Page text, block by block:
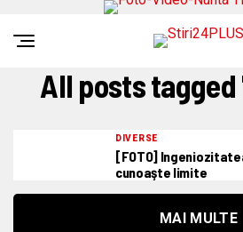
All posts
DIVERSE
[FOTO]
cunoaşte limite
MAI MULTE